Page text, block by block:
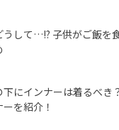
うして…!? 子供がご飯を
下にインナーは着るべき
を紹介！